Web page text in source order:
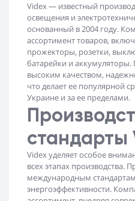
Videx — известный
освещения и
основанный в 2004 году.
ассортимент товаров,
прожекторы, розетки,
батарейки и аккумуляторы.
высоким качеством,
что делает ее популярной
Украине и за ее пределами.
стандарты
Videx уделяет особое
всех этапах производства.
международным
энергоэффективности.